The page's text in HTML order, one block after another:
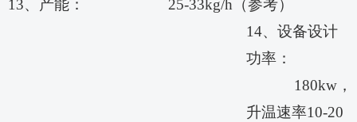
13、产能 ：
25-33kg/h（参考）
14、设备设计
功率：
180kw ，
升温速率10-20